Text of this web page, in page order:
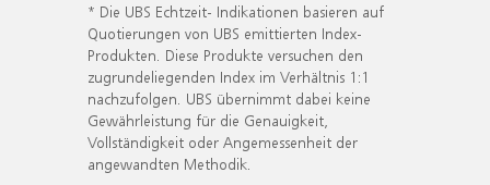
* Die UBS Echtzeit- Indikationen basieren auf
Quotierungen von UBS emittierten Index-
Produkten. Diese Produkte versuchen den
zugrundeliegenden Index im Verhältnis 1:1
nachzufolgen. UBS übernimmt dabei keine
Gewährleistung für die Genauigkeit,
Vollständigkeit oder Angemessenheit der
angewandten Methodik.